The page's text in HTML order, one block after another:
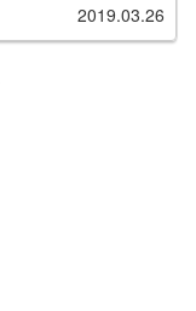
2019.03.26